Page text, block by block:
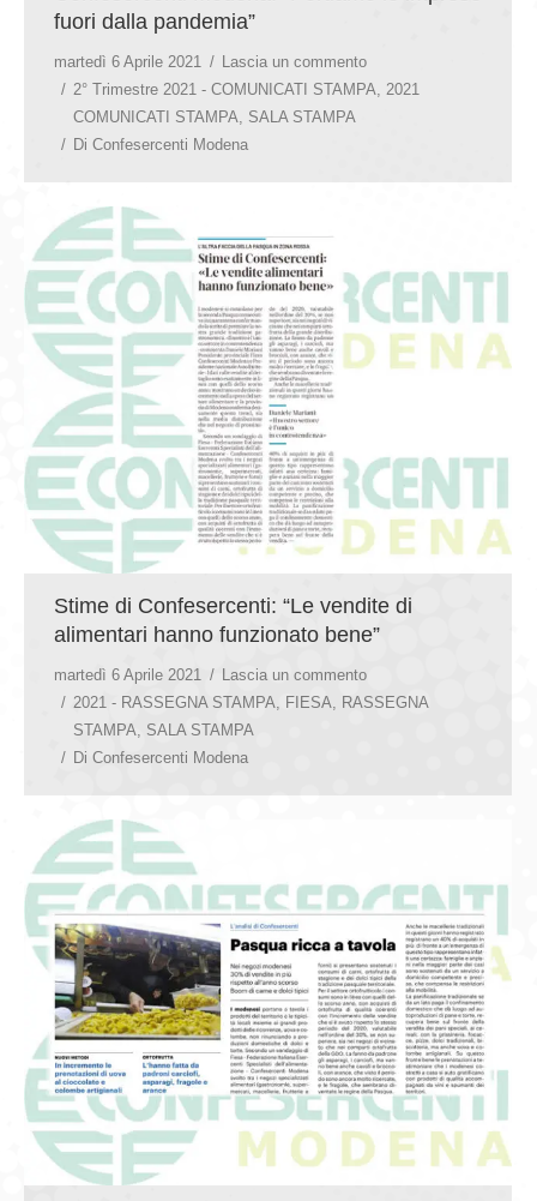
fuori dalla pandemia”
martedì 6 Aprile 2021
Lascia un commento
2° Trimestre 2021 - COMUNICATI STAMPA, 2021
COMUNICATI STAMPA, SALA STAMPA
Di Confesercenti Modena
Stime di Confesercenti: “Le vendite di
alimentari hanno funzionato bene”
martedì 6 Aprile 2021
Lascia un commento
2021 - RASSEGNA STAMPA
FIESA
RASSEGNA
STAMPA
SALA STAMPA
Di Confesercenti Modena